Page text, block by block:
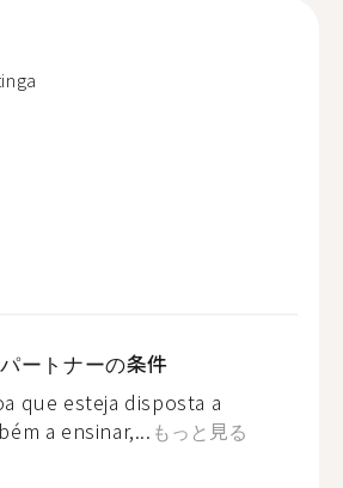
ートナーの条件
que esteja disposta a
a ensinar,... もっと見る